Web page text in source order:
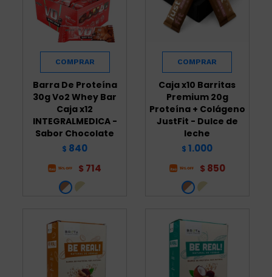
Barra De Proteína
30g Vo2 Whey Bar
Caja x12
INTEGRALMEDICA -
Sabor Chocolate
$ 840
$ 714
Caja x10 Barritas
Premium 20g
Proteína + Colágeno
JustFit - Dulce de
leche
$ 1.000
$ 850